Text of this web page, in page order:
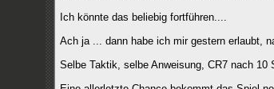
Ich könnte das beliebig fortführen....
Ach ja ... dann habe ich mir gestern erlaubt,
Selbe Taktik, selbe Anweisung, CR7 nach 10